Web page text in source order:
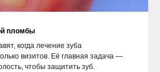
пломбы
когда лечение зуба
визитов. Её главная задача —
чтобы защитить зуб.